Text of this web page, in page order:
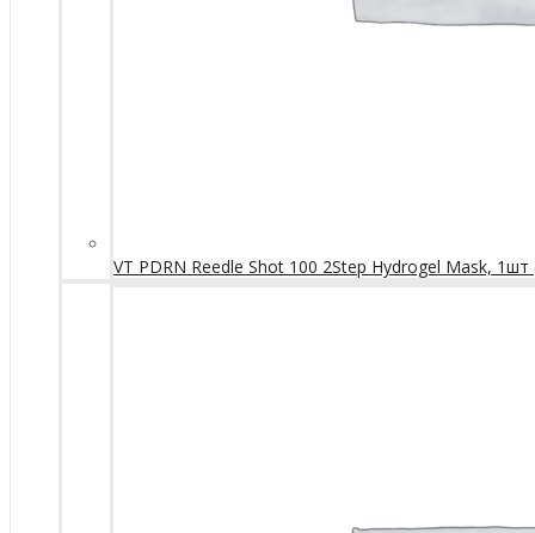
VT PDRN Reedle Shot 100 2Step Hydrogel Mask,